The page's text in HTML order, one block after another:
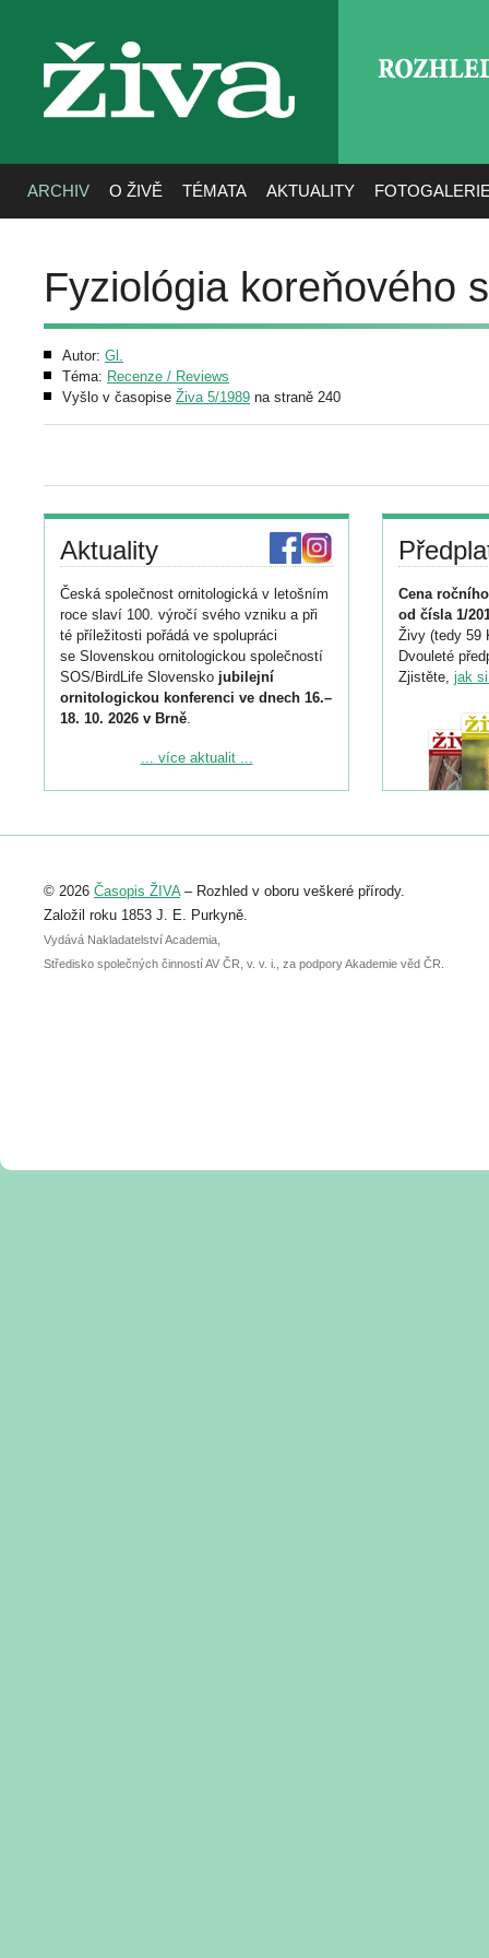
živa
ARCHIV O ŽIVĚ TÉMATA AKTUALITY
Fyziológia koreňového
Autor: Gl.
Téma: Recenze / Reviews
Vyšlo v časopise Živa 5/1989 na straně 240
Aktuality
Česká společnost ornitologická v letošním
roce slaví 100. výročí svého vzniku a při
té příležitosti pořádá ve spolupráci
se Slovenskou ornitologickou společností
SOS/BirdLife Slovensko jubilejní
ornitologickou konferenci ve dnech 16.–
18. 10. 2026 v Brně.
Podrobnější informace ke konferenci
Registrovat se můžete do 6. září.
abstraktu přihlášené přednášky nebo
posteru je už 30. června.
... více aktualit ...
Cena
od čísla 1/
Živy (tedy 59
Dvouleté
Zjistěte, jak
© 2026 Časopis ŽIVA– Rozhled v oboru veškeré přírody.
Založil roku 1853 J. E. Purkyně.
Vydává Nakladatelství Academia,
Středisko společných činností AV ČR, v. v. i., za podpory Akademie věd ČR.